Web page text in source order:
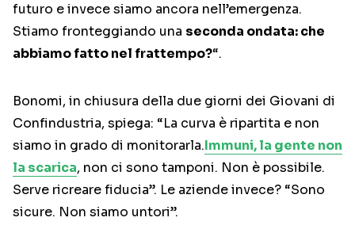
futuro e invece siamo ancora nell’emergenza.
Stiamo fronteggiando una seconda ondata: che
abbiamo fatto nel frattempo?“.
Bonomi, in chiusura della due giorni dei Giovani di
Confindustria, spiega: “La curva è ripartita e non
siamo in grado di monitorarla.Immuni, la gente non
la scarica, non ci sono tamponi. Non è possibile.
Serve ricreare fiducia”. Le aziende invece? “Sono
sicure. Non siamo untori”.